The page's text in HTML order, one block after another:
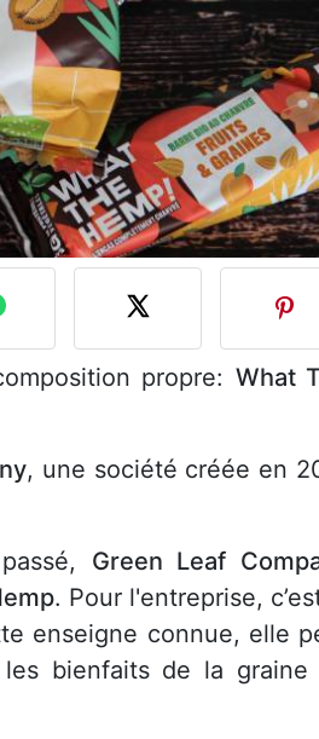
propre: What
, une société créée en
Green Leaf
. Pour l'entreprise,
enseigne connue, elle
bienfaits de la graine